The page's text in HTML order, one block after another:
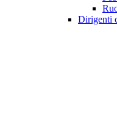
Dirigenti